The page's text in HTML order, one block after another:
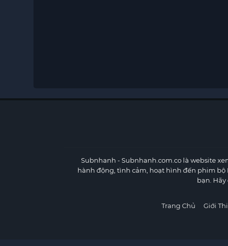
Subnhanh - Subnhanh.com.co là website
hành động, tình cảm, hoạt hình đến phim bộ
bạn.
Trang Chủ Giới